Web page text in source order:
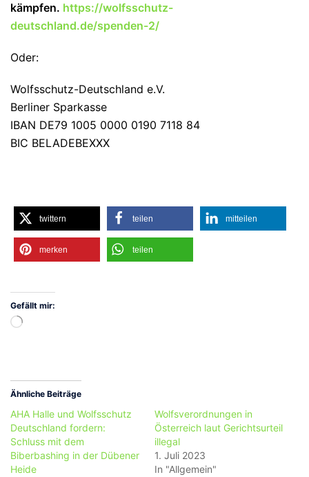
kämpfen. https://wolfsschutz-
deutschland.de/spenden-2/
Oder:
Wolfsschutz-Deutschland e.V.
Berliner Sparkasse
IBAN DE79 1005 0000 0190 7118 84
BIC BELADEBEXXX
twittern teilen mitteilen
merken teilen
Gefällt mir:
Wird
Ähnliche Beiträge
AHA Halle und Wolfsschutz
Deutschland fordern:
Schluss mit dem
Biberbashing in der Dübener
Heide
Wolfsverordnungen in
Österreich laut Gerichtsurteil
illegal
1. Juli 2023
In "Allgemein"